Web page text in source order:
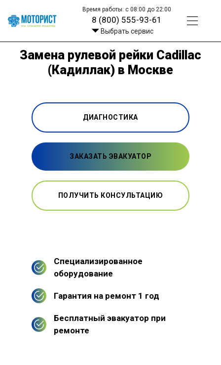
Время работы: с 08:00 до 22:00
8 (800) 555-93-61
Выбрать сервис
Замена рулевой рейки Cadillac
(Кадиллак) в Москве
ДИАГНОСТИКА
ЗАКАЗАТЬ ЭВАКУАТОР
ПОЛУЧИТЬ КОНСУЛЬТАЦИЮ
Специализированное
оборудование
Гарантия на ремонт 1 год
Бесплатный эвакуатор при
ремонте